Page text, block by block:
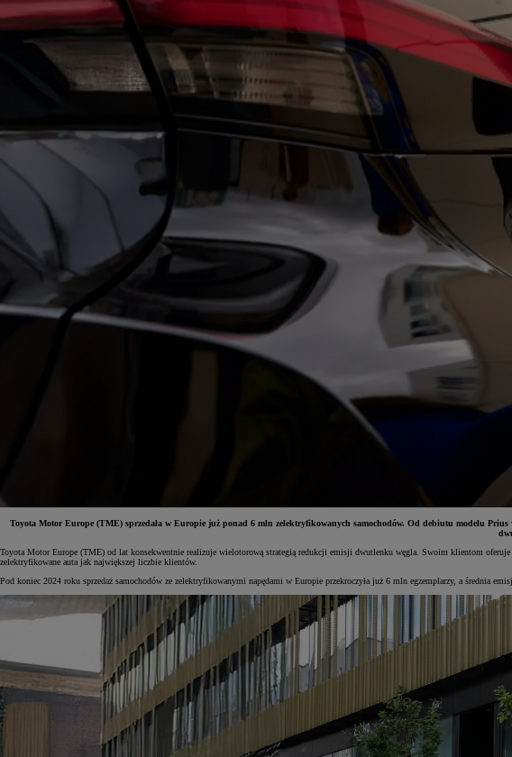
Od81 900 zł
Yaris Cross
HYBRID
Toyota Motor Europe (TME) sprzedała w Europie już ponad 6 mln zelektryfikowanych samochodów. Od debiutu modelu
Toyota Motor Europe (TME) od lat konsekwentnie realizuje wielotorową strategią redukcji emisji dwutlenku węgla. Swoim klientom
zelektryfikowane auta jak największej liczbie klientów.
Pod koniec 2024 roku sprzedaż samochodów ze zelektryfikowanymi napędami w Europie przekroczyła już 6 mln egzemplarzy, a średnia